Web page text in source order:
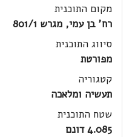
מקום התוכנית
רח' בן עמי, מגרש 801/1
סיווג התוכנית
מפורטת
קטגוריה
תעשיה ומלאכה
שטח התוכנית
4.085 דונם